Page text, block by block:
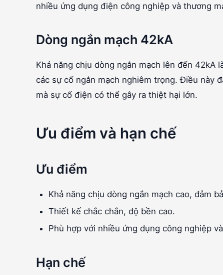
nhiều ứng dụng điện công nghiệp và thương
Dòng ngắn mạch 42kA
Khả năng chịu dòng ngắn mạch lên đến 42kA
các sự cố ngắn mạch nghiêm trọng. Điều này
mà sự cố điện có thể gây ra thiệt hại lớn.
Ưu điểm và hạn chế
Ưu điểm
Khả năng chịu dòng ngắn mạch cao, đảm
Thiết kế chắc chắn, độ bền cao.
Phù hợp với nhiều ứng dụng công nghiệp
Hạn chế